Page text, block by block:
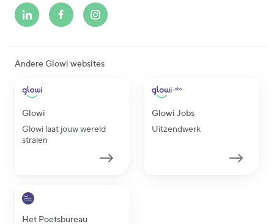
Andere Glowi websites
Glowi
Glowi laat jouw wereld
stralen
Glowi Jobs
Uitzendwerk
Het Poetsbureau